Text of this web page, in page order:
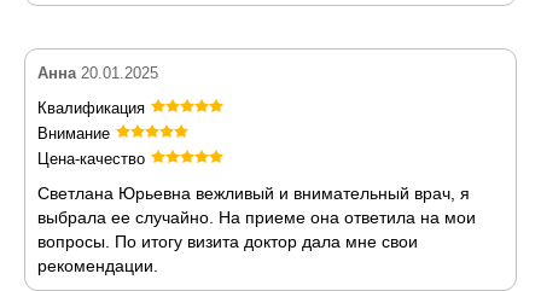
Анна 20.01.2025
Квалификация
Внимание
Цена-качество
Светлана Юрьевна вежливый и внимательный врач, я
выбрала ее случайно. На приеме она ответила на мои
вопросы. По итогу визита доктор дала мне свои
рекомендации.